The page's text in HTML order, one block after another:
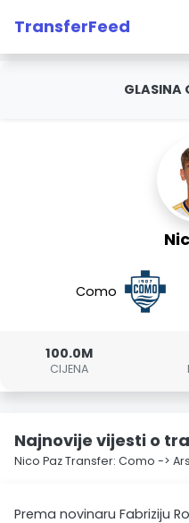
TransferFeed
GLASINA
Como
100.0M
CIJENA
Najnovije vijesti o
Nico Paz Transfer: Como ->
Prema novinaru Fabriziju